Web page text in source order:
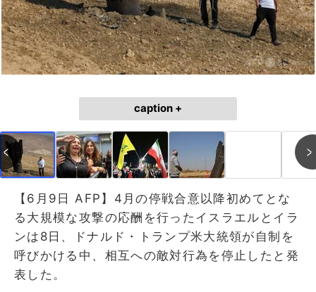
caption +
【6月9日 AFP】4月の停戦合意以降初めてとな
る大規模な攻撃の応酬を行ったイスラエルとイラ
ンは8日、ドナルド・トランプ米大統領が自制を
呼びかける中、相互への敵対行為を停止したと発
表した。